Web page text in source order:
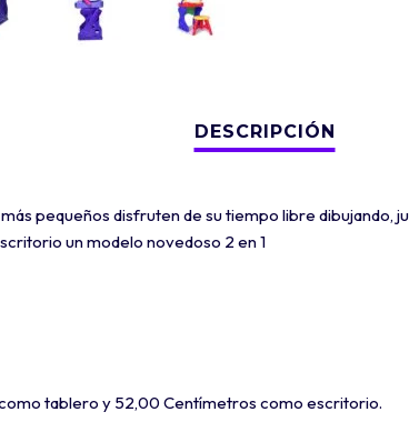
pequeños disfruten de su tiempo libre dibujando,
un modelo novedoso 2 en 1
tablero y 52,00 Centímetros como escritorio.